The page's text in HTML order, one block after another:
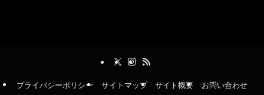
プライバシーポリシー サイトマップ サイト概要 お問い合わせ